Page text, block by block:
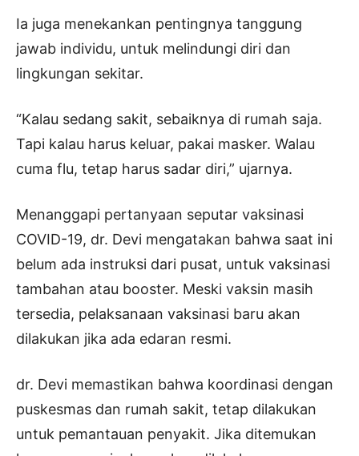
Ia juga menekankan pentingnya tanggung
jawab individu, untuk melindungi diri dan
lingkungan sekitar.
“Kalau sedang sakit, sebaiknya di rumah saja.
Tapi kalau harus keluar, pakai masker. Walau
cuma flu, tetap harus sadar diri,” ujarnya.
Menanggapi pertanyaan seputar vaksinasi
COVID-19, dr. Devi mengatakan bahwa saat ini
belum ada instruksi dari pusat, untuk vaksinasi
tambahan atau booster. Meski vaksin masih
tersedia, pelaksanaan vaksinasi baru akan
dilakukan jika ada edaran resmi.
dr. Devi memastikan bahwa koordinasi dengan
puskesmas dan rumah sakit, tetap dilakukan
untuk pemantauan penyakit. Jika ditemukan